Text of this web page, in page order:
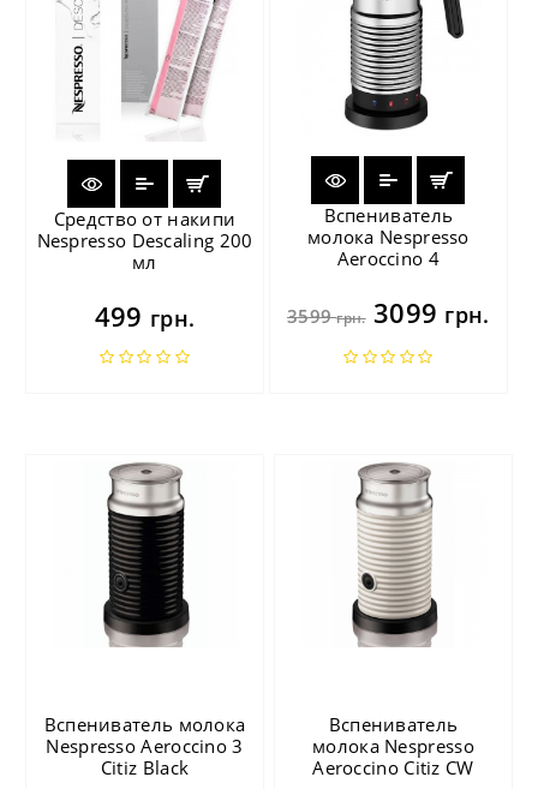
Средство от накипи
Nespresso Descaling 200
мл
499 грн.
Вспениватель
молока Nespresso
Aeroccino 4
3599грн.3099 грн.
Вспениватель молока
Nespresso Aeroccino 3
Citiz Black
Вспениватель
молока Nespresso
Aeroccino Citiz CW